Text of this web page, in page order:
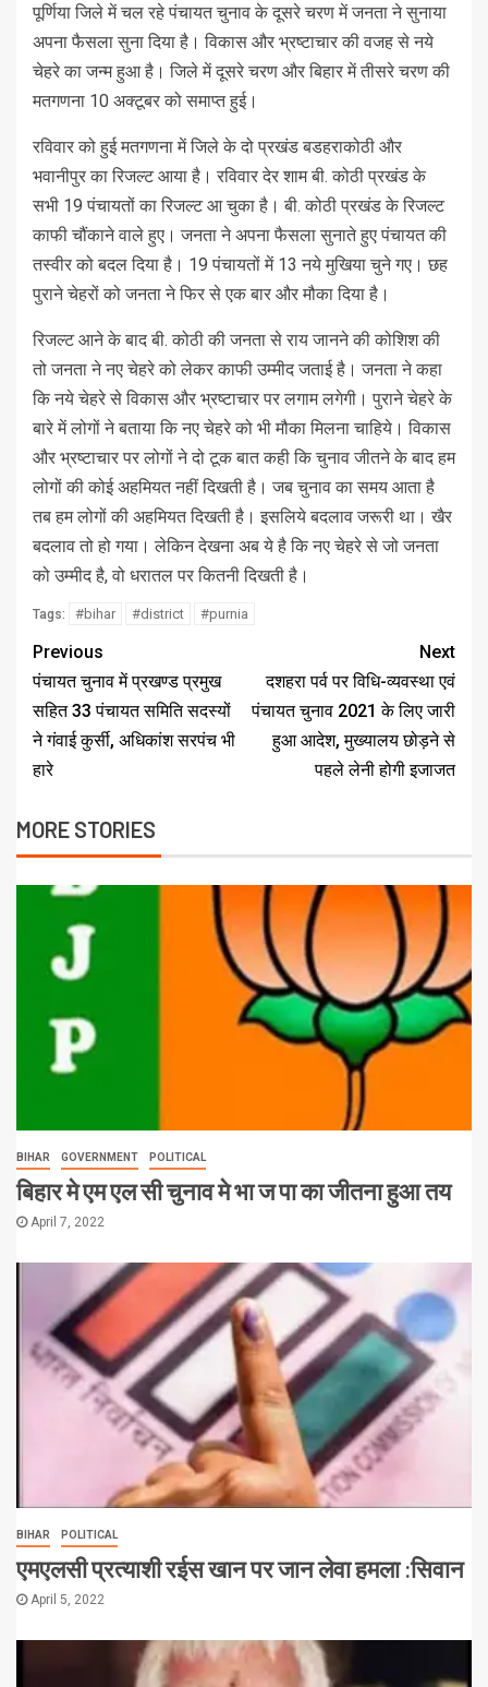
पूर्णिया जिले में चल रहे पंचायत चुनाव के दूसरे चरण में जनता ने सुनाया
अपना फैसला सुना दिया है। विकास और भ्रष्टाचार की वजह से नये
चेहरे का जन्म हुआ है। जिले में दूसरे चरण और बिहार में तीसरे चरण की
मतगणना 10 अक्टूबर को समाप्त हुई।
रविवार को हुई मतगणना में जिले के दो प्रखंड बडहराकोठी और
भवानीपुर का रिजल्ट आया है। रविवार देर शाम बी. कोठी प्रखंड के
सभी 19 पंचायतों का रिजल्ट आ चुका है। बी. कोठी प्रखंड के रिजल्ट
काफी चौंकाने वाले हुए। जनता ने अपना फैसला सुनाते हुए पंचायत की
तस्वीर को बदल दिया है। 19 पंचायतों में 13 नये मुखिया चुने गए। छह
पुराने चेहरों को जनता ने फिर से एक बार और मौका दिया है।
रिजल्ट आने के बाद बी. कोठी की जनता से राय जानने की कोशिश की
तो जनता ने नए चेहरे को लेकर काफी उम्मीद जताई है। जनता ने कहा
कि नये चेहरे से विकास और भ्रष्टाचार पर लगाम लगेगी। पुराने चेहरे के
बारे में लोगों ने बताया कि नए चेहरे को भी मौका मिलना चाहिये। विकास
और भ्रष्टाचार पर लोगों ने दो टूक बात कही कि चुनाव जीतने के बाद हम
लोगों की कोई अहमियत नहीं दिखती है। जब चुनाव का समय आता है
तब हम लोगों की अहमियत दिखती है। इसलिये बदलाव जरूरी था। खैर
बदलाव तो हो गया। लेकिन देखना अब ये है कि नए चेहरे से जो जनता
को उम्मीद है, वो धरातल पर कितनी दिखती है।
Tags: #bihar #district #purnia
Previous
पंचायत चुनाव में प्रखण्ड प्रमुख
सहित 33 पंचायत समिति सदस्यों
ने गंवाई कुर्सी, अधिकांश सरपंच भी
हारे
Next
दशहरा पर्व पर विधि-व्यवस्था एवं
पंचायत चुनाव 2021 के लिए जारी
हुआ आदेश, मुख्यालय छोड़ने से
पहले लेनी होगी इजाजत
MORE STORIES
BIHAR GOVERNMENT POLITICAL
बिहार मे एम एल सी चुनाव मे भा ज पा का जीतना हुआ तय
April 7, 2022
BIHAR POLITICAL
एमएलसी प्रत्याशी रईस खान पर जान लेवा हमला :सिवान
April 5, 2022